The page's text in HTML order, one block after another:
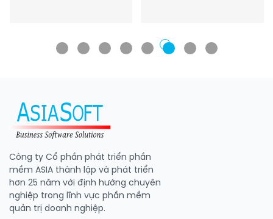
Công ty Cổ phần phát triển phần
mềm ASIA thành lập và phát triển
hơn 25 năm với định hướng chuyên
nghiệp trong lĩnh vực phần mềm
quản trị doanh nghiệp.